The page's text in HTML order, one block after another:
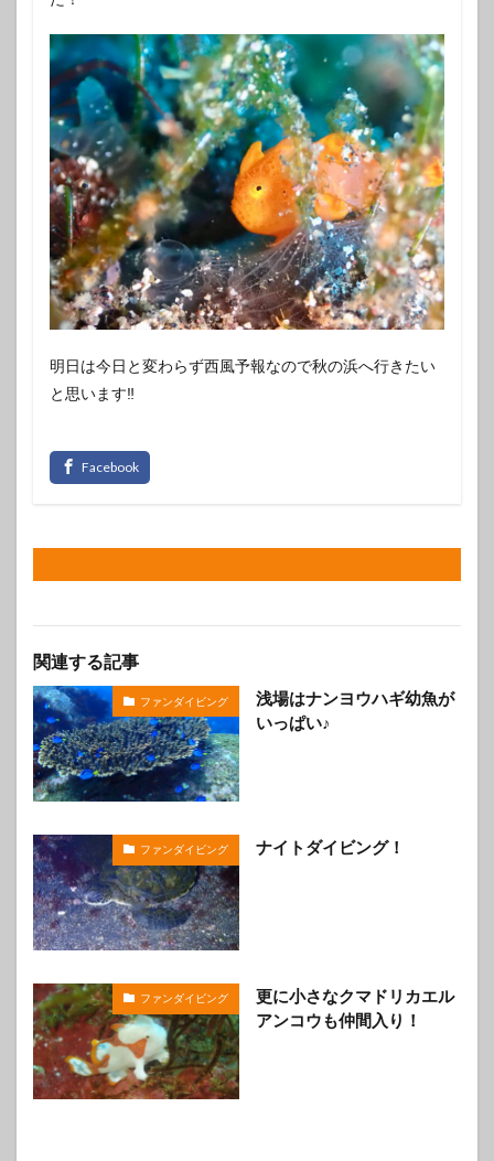
明日は今日と変わらず西風予報なので秋の浜へ行きたい
と思います‼️
関連する記事
ファンダイビング
浅場はナンヨウハギ幼魚が
いっぱい♪
ファンダイビング ナイトダイビング！
ファンダイビング
更に小さなクマドリカエル
アンコウも仲間入り！